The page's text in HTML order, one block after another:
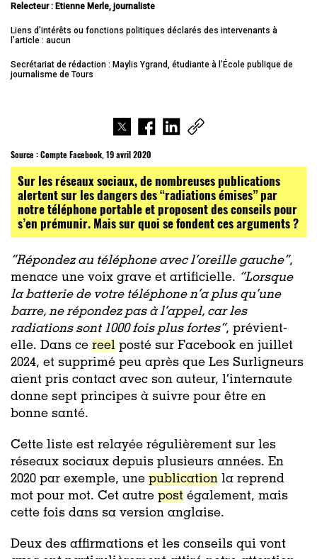
Relecteur : Etienne Merle, journaliste
Liens d’intérêts ou fonctions politiques déclarés des intervenants à
l’article : aucun
Secrétariat de rédaction : Maylis Ygrand, étudiante à l’École publique de
journalisme de Tours
Source :Compte Facebook, 19 avril 2020
Sur les réseaux sociaux, de nombreuses publications
alertent sur les dangers des “radiations émises” par
notre téléphone portable et proposent des conseils pour
s’en prémunir. Mais sur quoi se fondent ces arguments ?
“Répondez au téléphone avec l’oreille gauche”,
menace une voix grave et artificielle. “Lorsque
la batterie de votre téléphone n’a plus qu’une
barre, ne répondez pas à l’appel, car les
radiations sont 1000 fois plus fortes”, prévient-
elle. Dans ce reel posté sur Facebook en juillet
2024, et supprimé peu après que Les Surligneurs
aient pris contact avec son auteur, l’internaute
donne sept principes à suivre pour être en
bonne santé.
Cette liste est relayée régulièrement sur les
réseaux sociaux depuis plusieurs années. En
2020 par exemple, une publication la reprend
mot pour mot. Cet autre post également, mais
cette fois dans sa version anglaise.
Deux des affirmations et les conseils qui vont